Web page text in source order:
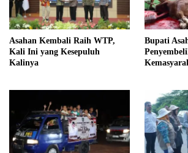
Asahan Kembali Raih WTP,
Kali Ini yang Kesepuluh
Kalinya
Bupati